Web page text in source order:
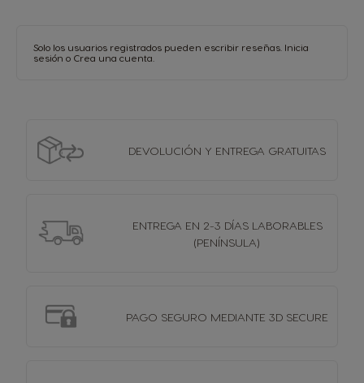
Solo los usuarios registrados pueden escribir reseñas. Inicia
sesión o Crea una cuenta
DEVOLUCIÓN Y ENTREGA GRATUITAS
ENTREGA EN 2-3 DÍAS LABORABLES
(PENÍNSULA)
PAGO SEGURO MEDIANTE 3D SECURE